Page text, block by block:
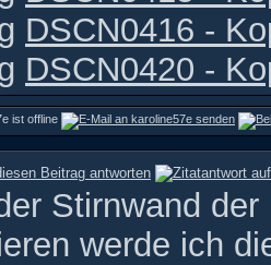
DSCN0416 -
DSCN0420 -
Stirnwand
werde ich